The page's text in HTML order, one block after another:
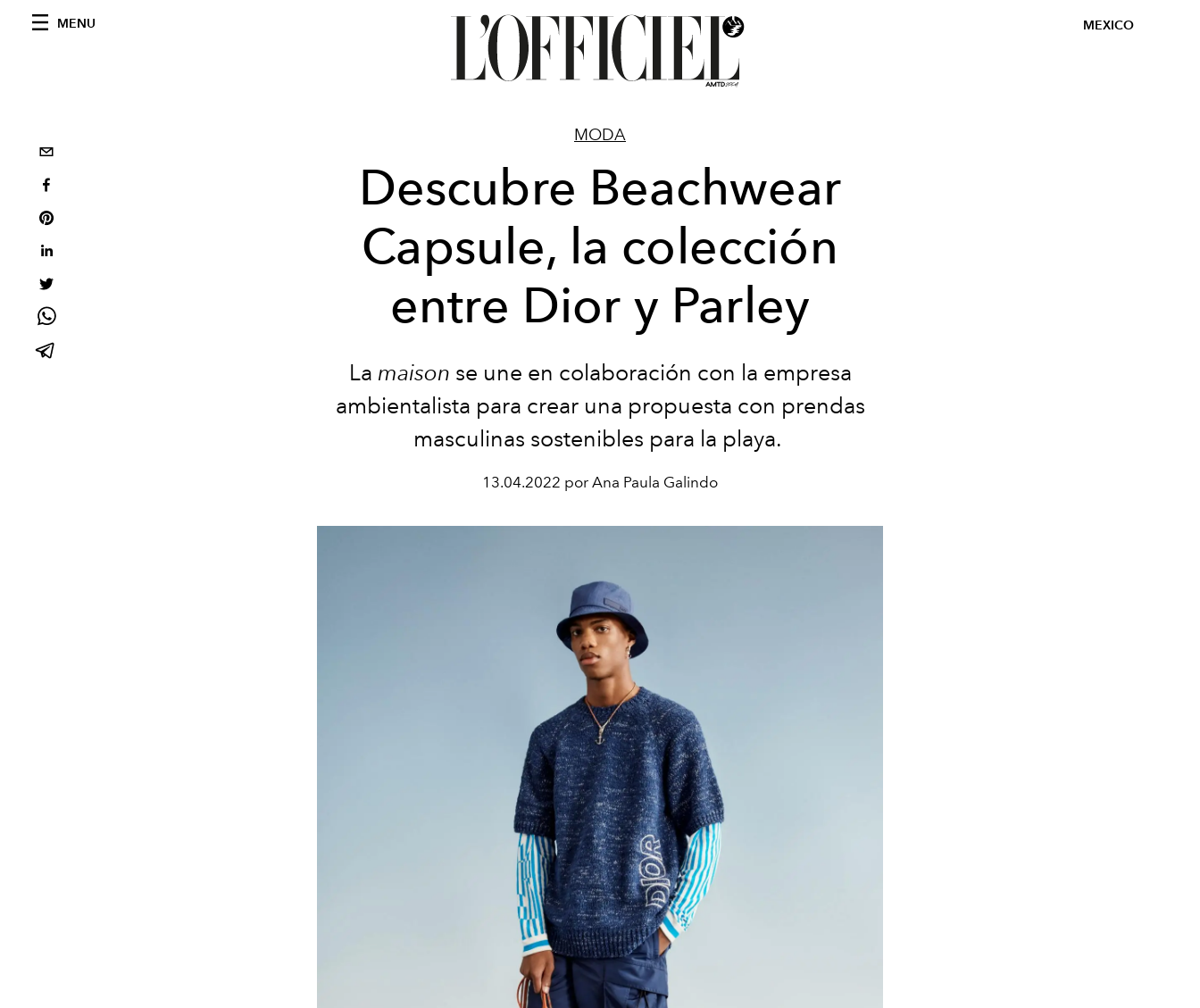
MENU MEXICO
MODA
Descubre Beachwear
Capsule, la colección
entre Dior y Parley
La maison se une en colaboración con la empresa
ambientalista para crear una propuesta con prendas
masculinas sostenibles para la playa.
13.04.2022 por Ana Paula Galindo